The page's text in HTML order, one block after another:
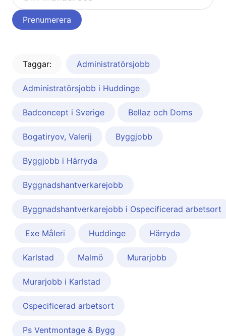
Taggar: Administratörsjobb
Administratörsjobb i Huddinge
Badconcept i Sverige Bellaz och Doms
Bogatiryov, Valerij Byggjobb
Byggjobb i Härryda
Byggnadshantverkarejobb
Byggnadshantverkarejobb i Ospecificerad arbetsort
Exe Måleri Huddinge Härryda
Karlstad Malmö Murarjobb
Murarjobb i Karlstad
Ospecificerad arbetsort
Ps Ventmontage & Bygg